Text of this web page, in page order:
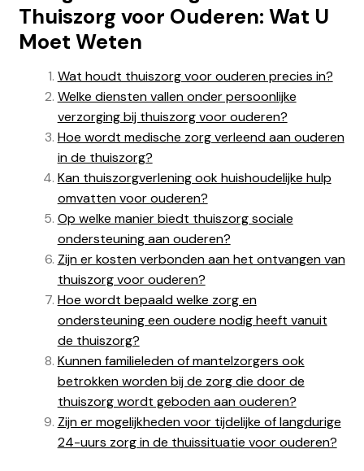
Thuiszorg voor Ouderen: Wat U
Moet Weten
Wat houdt thuiszorg voor ouderen precies in?
Welke diensten vallen onder persoonlijke
verzorging bij thuiszorg voor ouderen?
Hoe wordt medische zorg verleend aan ouderen
in de thuiszorg?
Kan thuiszorgverlening ook huishoudelijke hulp
omvatten voor ouderen?
Op welke manier biedt thuiszorg sociale
ondersteuning aan ouderen?
Zijn er kosten verbonden aan het ontvangen van
thuiszorg voor ouderen?
Hoe wordt bepaald welke zorg en
ondersteuning een oudere nodig heeft vanuit
de thuiszorg?
Kunnen familieleden of mantelzorgers ook
betrokken worden bij de zorg die door de
thuiszorg wordt geboden aan ouderen?
Zijn er mogelijkheden voor tijdelijke of langdurige
24-uurs zorg in de thuissituatie voor ouderen?